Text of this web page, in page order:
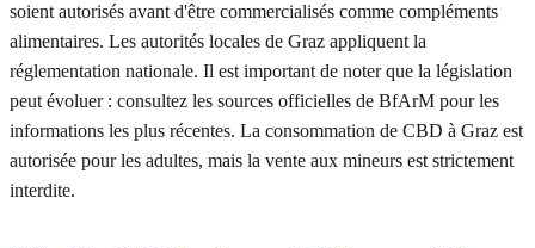
soient autorisés avant d'être commercialisés comme compléments
alimentaires. Les autorités locales de Graz appliquent la
réglementation nationale. Il est important de noter que la législation
peut évoluer : consultez les sources officielles de BfArM pour les
informations les plus récentes. La consommation de CBD à Graz est
autorisée pour les adultes, mais la vente aux mineurs est strictement
interdite.